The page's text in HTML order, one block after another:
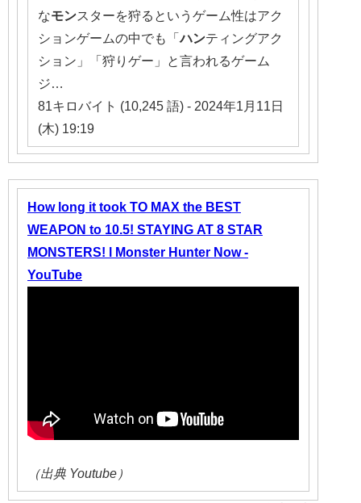
なモンスターを狩るというゲーム性はアク
ションゲームの中でも「 ハンティングアク
ション」「狩りゲー」と言われるゲーム
ジ…
81キロバイト (10,245 語) - 2024年1月11日
(木) 19:19
How long it took TO MAX the BEST
WEAPON to 10.5! STAYING AT 8 STAR
MONSTERS! l Monster Hunter Now -
YouTube
（出典 Youtube）